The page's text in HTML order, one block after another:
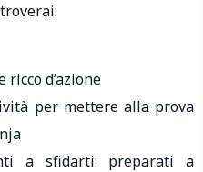
d’azione
per mettere alla prova
a sfidarti: preparati a